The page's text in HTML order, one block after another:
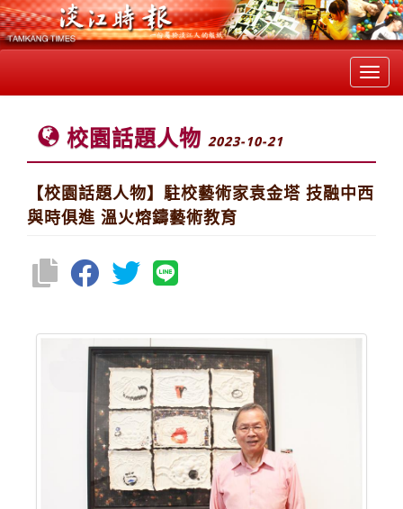
校園話題人物 2023-10-21
【校園話題人物】駐校藝術家袁金塔 技融中西
與時俱進 溫火熔鑄藝術教育